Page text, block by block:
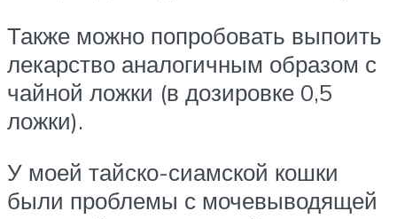
Также можно попробовать выпоить
лекарство аналогичным образом с
чайной ложки (в дозировке 0,5
ложки).
У моей тайско-сиамской кошки
были проблемы с мочевыводящей